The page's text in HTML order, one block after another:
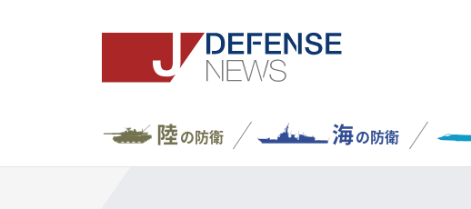
陸の防衛 海の防衛